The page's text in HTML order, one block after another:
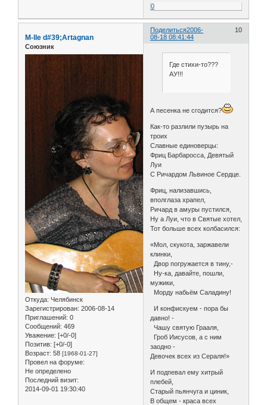
0
Поделиться 10
2006-
08-18 08:41:44
M-lle d#39;Artagnan
Союзник
Откуда: Челябинск
Зарегистрирован: 2006-08-14
Приглашений: 0
Сообщений: 469
Уважение: [+0/-0]
Позитив: [+0/-0]
Возраст: 58 [1968-01-27]
Провел на форуме:
Не определено
Последний визит:
2014-09-01 19:30:40
Где стихи-то???
АУ!!!
А песенка не сгодится?
Как-то разлили пузырь на
троих
Славные единоверцы:
Фриц Барбаросса, Девятый
Луи
С Ричардом Львиное Сердце.
Фриц, нализавшись,
вполглаза храпел,
Ричард в амуры пустился,
Ну а Луи, что в Святые хотел,
Тот больше всех колбасился:
«Мол, скукота, заржавели
клинки,
Двор погружается в тину,-
Ну-ка, давайте, пошли,
мужики,
Морду набьём Саладину!
И конфискуем - пора бы
давно! -
Чашу святую Грааля,
Гроб Иисусов, а с ним
заодно -
Девочек всех из Сераля!»
И подпевал ему хитрый
плебей,
Старый пьянчуга и циник,
В общем - краса всех